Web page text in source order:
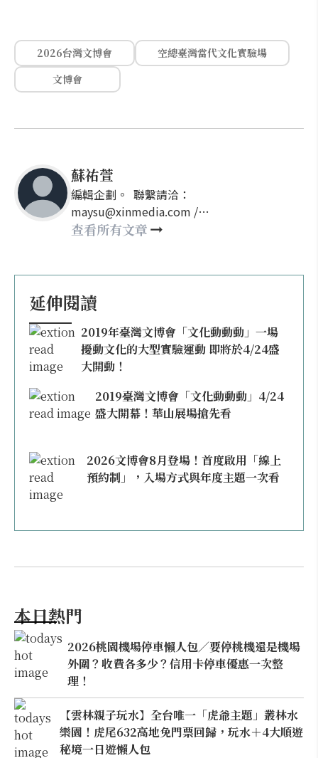
2026台灣文博會
空總臺灣當代文化實驗場
文博會
蘇祐萱
編輯企劃。 聯繫請洽：
maysu@xinmedia.com /
may860527@gmail.com
查看所有文章
延伸閱讀
2019年臺灣文博會「文化動動動」一場
擾動文化的大型實驗運動 即將於4/24盛
大開動！
2019臺灣文博會「文化動動動」4/24
盛大開幕！華山展場搶先看
2026文博會8月登場！首度啟用「線上
預約制」，入場方式與年度主題一次看
本日熱門
2026桃園機場停車懶人包／要停桃機還是機場
外圍？收費各多少？信用卡停車優惠一次整
理！
【雲林親子玩水】全台唯一「虎爺主題」叢林水
樂園！虎尾632高地免門票回歸，玩水＋4大順遊
秘境一日遊懶人包